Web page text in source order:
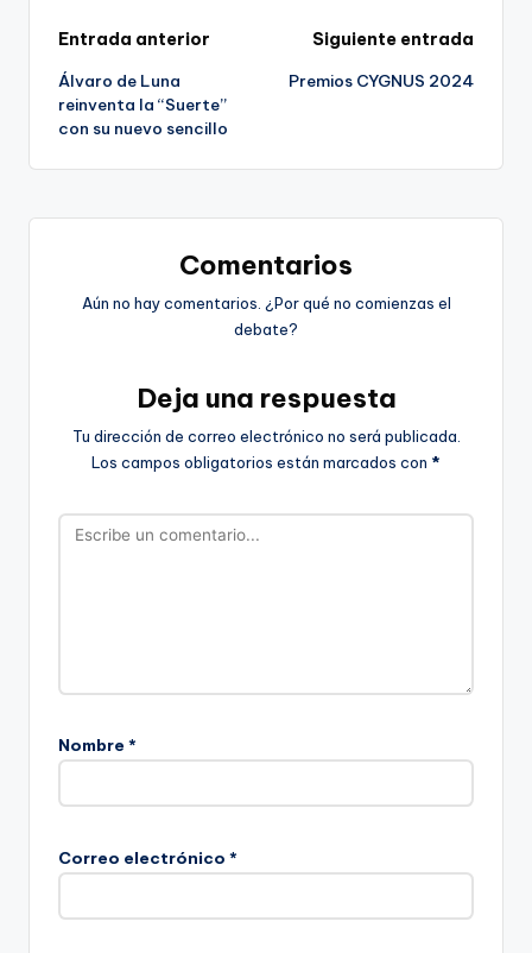
Navegación
de
entradas
Entrada anterior
Álvaro de Luna
reinventa la “Suerte”
con su nuevo sencillo
Siguiente entrada
Premios CYGNUS 2024
Comentarios
Aún no hay comentarios. ¿Por qué no comienzas el
debate?
Deja una respuesta
Tu dirección de correo electrónico no será publicada.
Los campos obligatorios están marcados con *
Nombre *
Correo electrónico *